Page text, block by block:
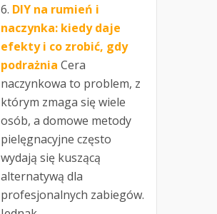
DIY na rumień i
naczynka: kiedy daje
efekty i co zrobić, gdy
podrażnia Cera
naczynkowa to problem, z
którym zmaga się wiele
osób, a domowe metody
pielęgnacyjne często
wydają się kuszącą
alternatywą dla
profesjonalnych zabiegów.